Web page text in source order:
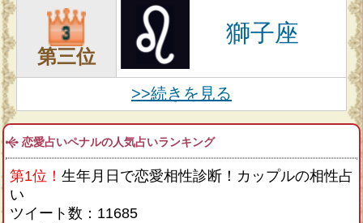
第三位
獅子座
>>続きを見る
恋愛占いペナルの人気占いランキング
第1位！ 生年月日で恋愛相性診断！カップルの相性占
い
ツイート数：11685